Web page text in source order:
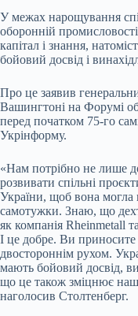
У межах нарощування
оборонній
капітал і знання,
бойовий досвід і
Про це заявив
Вашингтоні на Форумі
перед початком 75-го
Укрінформу.
«Нам потрібно не лише
розвивати спільні
України, щоб вона могла
самотужки. Знаю, що
як компанія Rheinmetall
І це добре. Ви приносите
двостороннім рухом.
мають бойовий досвід,
що це також зміцнює
наголосив Столтенберг.